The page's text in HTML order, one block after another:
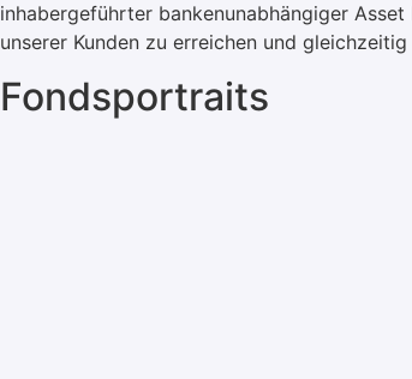
inhabergeführter bankenunabhängiger
unserer Kunden zu erreichen und
Fondsportraits